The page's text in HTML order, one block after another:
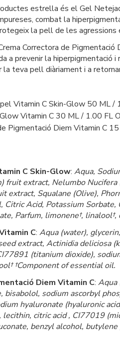
estrella és el Gel
combat la
la pell de les
Correctora de
a prevenir la
la teva pell diàriament i a
Vitamin C Skin-Glow 50 ML /
Vitamin C 30 ML / 1.00 FL
Pigmentació Diem Vitamin C
C Skin-Glow: Aqua,
fruit extract, Nelumbo
extract, Squalane (Olive),
Citric Acid, Potassium
Parfum, limonene†,
C: Aqua (water),
extract, Actinidia deliciosa
(titanium dioxide),
†Component of essential oil.
Diem Vitamin C: Aqua
sodium ascorbyl
hyaluronate (hyaluronic
lecithin, citric acid , CI77019
benzyl alcohol,